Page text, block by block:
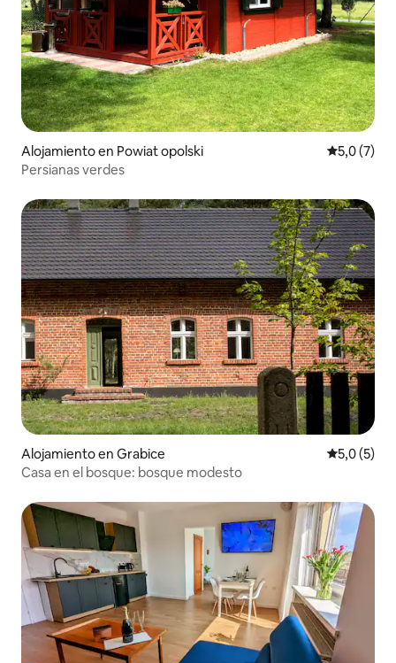
Alojamiento en Powiat opolski
5,0 (7)
Persianas verdes
Alojamiento en Grabice
5,0 (5)
Casa en el bosque: bosque modesto